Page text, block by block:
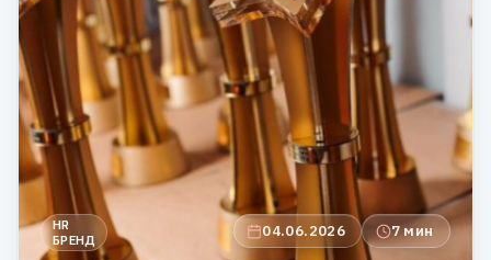
HR
БРЕНД
04.06.2026 7 мин